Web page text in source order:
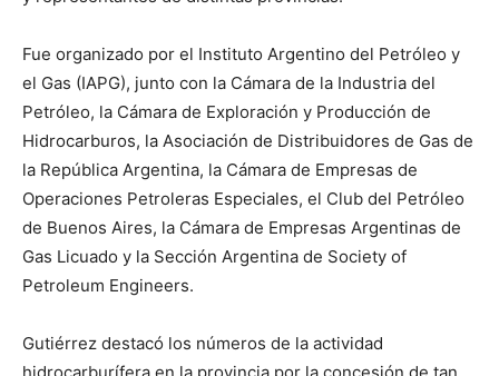
Fue organizado por el Instituto Argentino del Petróleo y
el Gas (IAPG), junto con la Cámara de la Industria del
Petróleo, la Cámara de Exploración y Producción de
Hidrocarburos, la Asociación de Distribuidores de Gas de
la República Argentina, la Cámara de Empresas de
Operaciones Petroleras Especiales, el Club del Petróleo
de Buenos Aires, la Cámara de Empresas Argentinas de
Gas Licuado y la Sección Argentina de Society of
Petroleum Engineers.
Gutiérrez destacó los números de la actividad